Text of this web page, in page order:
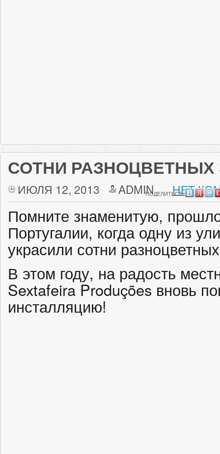
СОТНИ РАЗНОЦВЕТНЫХ
ИЮЛЯ 12, 2013 ADMIN НЕТ
ПОДЕЛИТЬСЯ:
Помните знаменитую,
Португалии, когда одну из
украсили сотни
В этом году, на радость
Sextafeira Produções вновь
инсталляцию!